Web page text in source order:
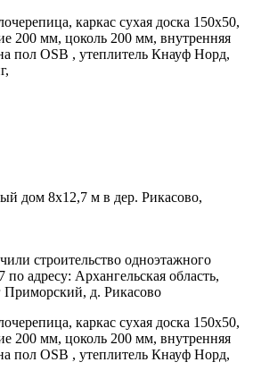
каркас сухая доска 150х50,
200 мм, цоколь 200 мм, внутренняя
пол OSB , утеплитель Кнауф Норд,
дом 8х12,7 м в дер. Рикасово,
строительство одноэтажного
по адресу: Архангельская область,
д. Рикасово
каркас сухая доска 150х50,
200 мм, цоколь 200 мм, внутренняя
пол OSB , утеплитель Кнауф Норд,